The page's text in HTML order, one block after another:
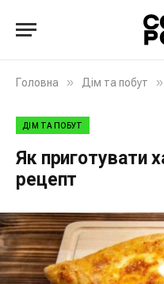
Головна » Дім та побут »
ДІМ ТА ПОБУТ
Як приготувати
рецепт